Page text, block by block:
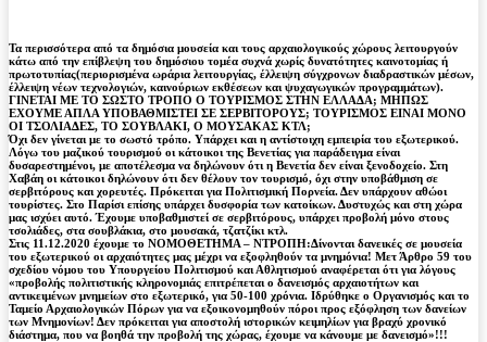
Τα περισσότερα από τα δημόσια μουσεία και τους αρχαιολογικούς χώρους λειτουργούν
κάτω από την επίβλεψη του δημόσιου τομέα συχνά χωρίς δυνατότητες καινοτομίας ή
πρωτοτυπίας(περιορισμένα ωράρια λειτουργίας, έλλειψη σύγχρονων διαδραστικών μέσων,
έλλειψη νέων τεχνολογιών, καινούριων εκθέσεων και ψυχαγωγικών προγραμμάτων).
ΓΙΝΕΤΑΙ ΜΕ ΤΟ ΣΩΣΤΟ ΤΡΟΠΟ Ο ΤΟΥΡΙΣΜΟΣ ΣΤΗΝ ΕΛΛΑΔΑ; ΜΗΠΩΣ
ΕΧΟΥΜΕ ΑΠΛΑ ΥΠΟΒΑΘΜΙΣΤΕΙ ΣΕ ΣΕΡΒΙΤΟΡΟΥΣ; ΤΟΥΡΙΣΜΟΣ ΕΙΝΑΙ ΜΟΝΟ
ΟΙ ΤΣΟΛΙΑΔΕΣ, ΤΟ ΣΟΥΒΛΑΚΙ, Ο ΜΟΥΣΑΚΑΣ ΚΤΛ;
Όχι δεν γίνεται με το σωστό τρόπο. Υπάρχει και η αντίστοιχη εμπειρία του εξωτερικού.
Λόγω του μαζικού τουρισμού οι κάτοικοι της Βενετίας για παράδειγμα είναι
δυσαρεστημένοι, με αποτέλεσμα να δηλώνουν ότι η Βενετία δεν είναι ξενοδοχείο. Στη
Χαβάη οι κάτοικοι δηλώνουν ότι δεν θέλουν τον τουρισμό, όχι στην υποβάθμιση σε
σερβιτόρους και χορευτές. Πρόκειται για Πολιτισμική Πορνεία. Δεν υπάρχουν αθώοι
τουρίστες. Στο Παρίσι επίσης υπάρχει δυσφορία των κατοίκων. Δυστυχώς και στη χώρα
μας ισχύει αυτό. Έχουμε υποβαθμιστεί σε σερβιτόρους, υπάρχει προβολή μόνο στους
τσολιάδες, στα σουβλάκια, στο μουσακά, τζατζίκι κτλ.
Στις 11.12.2020 έχουμε το ΝΟΜΟΘΕΤΗΜΑ – ΝΤΡΟΠΗ:Δίνονται δανεικές σε μουσεία
του εξωτερικού οι αρχαιότητες μας μέχρι να εξοφληθούν τα μνημόνια! Μετ Άρθρο 59 του
σχεδίου νόμου του Υπουργείου Πολιτισμού και Αθλητισμού αναφέρεται ότι για λόγους
«προβολής πολιτιστικής κληρονομιάς επιτρέπεται ο δανεισμός αρχαιοτήτων και
αντικειμένων μνημείων στο εξωτερικό, για 50-100 χρόνια. Ιδρύθηκε ο Οργανισμός και το
Ταμείο Αρχαιολογικών Πόρων για να εξοικονομηθούν πόροι προς εξόφληση των δανείων
των Μνημονίων! Δεν πρόκειται για αποστολή ιστορικών κειμηλίων για βραχύ χρονικό
διάστημα, που να βοηθά την προβολή της χώρας, έχουμε να κάνουμε με δανεισμό»!!!